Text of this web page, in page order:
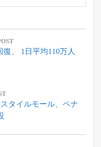
、 1日平均110万人
タイルモール、ペナ